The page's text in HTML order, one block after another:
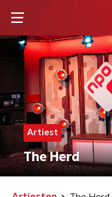
Artiest
The Herd